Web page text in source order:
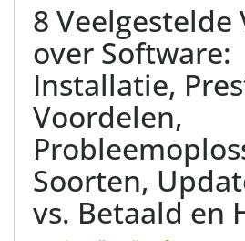
8 Veelgestelde
over Software:
Installatie,
Voordelen,
Soorten,
vs. Betaald en